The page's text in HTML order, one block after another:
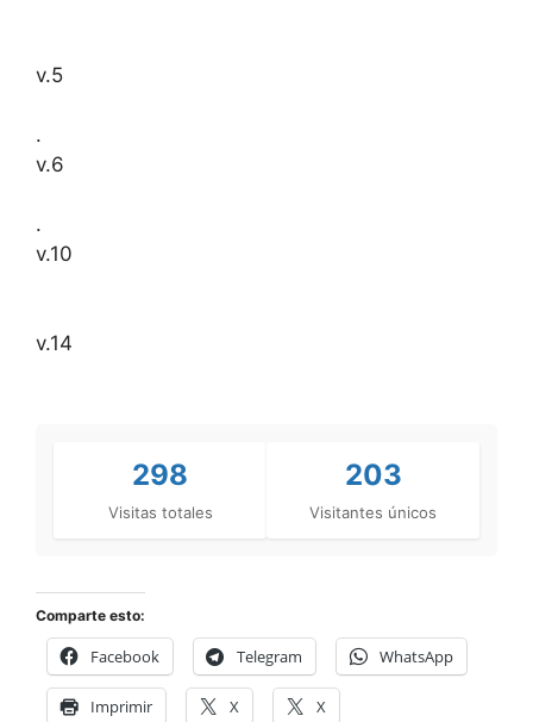
v.5
.
v.6
.
v.10
v.14
298
Visitas totales
203
Visitantes únicos
Comparte esto:
Facebook Telegram WhatsApp
Imprimir X X